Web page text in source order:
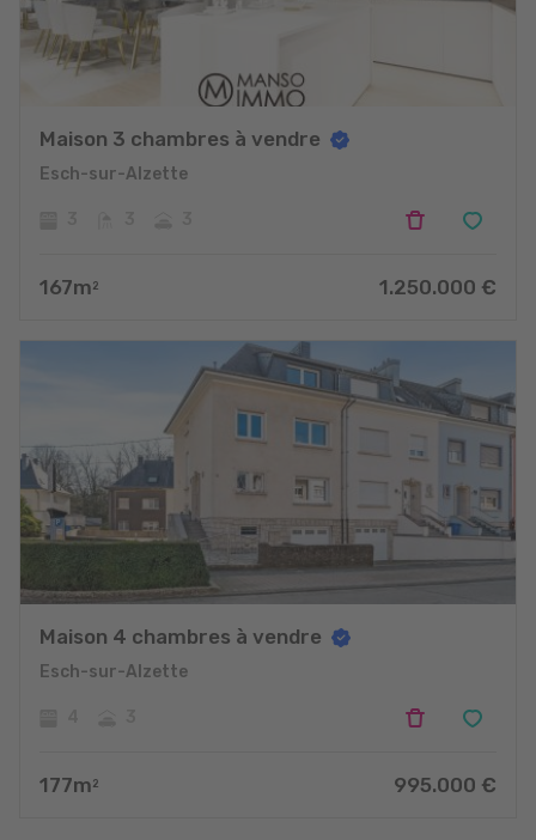
Maison 3 chambres à vendre
Esch-sur-Alzette
167m 2 1.250.000 €
Maison 4 chambres à vendre
Esch-sur-Alzette
177m 2 995.000 €